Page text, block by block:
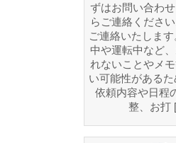
ずはお問い合わ
らご連絡くださ
ご連絡いたしま
中や運転中など
れないことやメ
い可能性がある
依頼内容や日程
整、お打